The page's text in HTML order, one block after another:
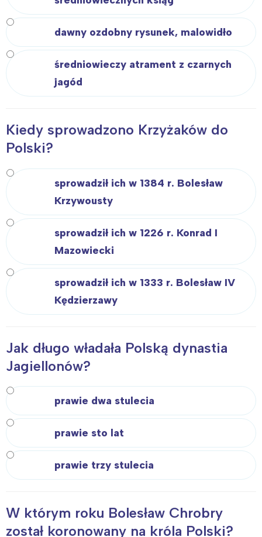
dawny ozdobny rysunek, malowidło
średniowieczy atrament z czarnych
jagód
Kiedy sprowadzono Krzyżaków do
Polski?
sprowadził ich w 1384 r. Bolesław
Krzywousty
sprowadził ich w 1226 r. Konrad I
Mazowiecki
sprowadził ich w 1333 r. Bolesław IV
Kędzierzawy
Jak długo władała Polską dynastia
Jagiellonów?
prawie dwa stulecia
prawie sto lat
prawie trzy stulecia
W którym roku Bolesław Chrobry
został koronowany na króla Polski?